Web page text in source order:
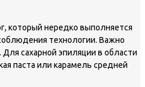
который нередко выполняется
технологии. Важно
сахарной эпиляции в области
паста или карамель средней